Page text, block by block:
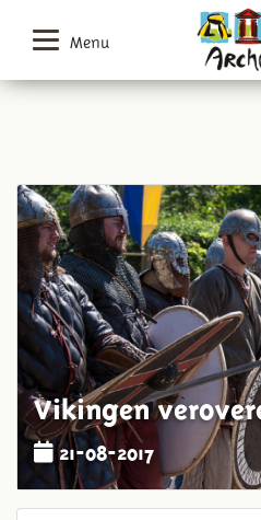
Menu
Vikingen
21-08-2017